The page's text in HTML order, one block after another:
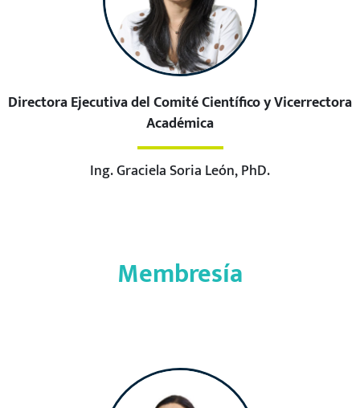
Directora Ejecutiva del Comité Científico y Vicerrectora
Académica
Ing. Graciela Soria León, PhD.
Membresía